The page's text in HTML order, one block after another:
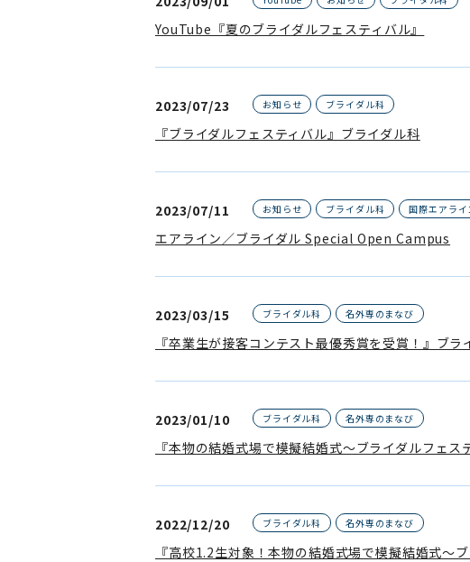
YouTube『夏のブライダルフェスティバル』
2023/07/23 お知らせ ブライダル科
『ブライダルフェスティバル』ブライダル科
2023/07/11 お知らせ ブライダル科 国際エアライ
エアライン／ブライダル Special Open Campus
2023/03/15 ブライダル科 名外専のまなび
『卒業生が接客コンテスト最優秀賞を受賞！』ブラ
2023/01/10 ブライダル科 名外専のまなび
『本物の結婚式場で模擬結婚式～ブライダルフェ
2022/12/20 ブライダル科 名外専のまなび
『高校1.2生対象！本物の結婚式場で模擬結婚式～